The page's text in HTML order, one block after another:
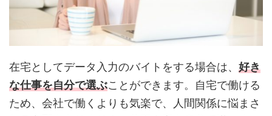
在宅としてデータ入力のバイトをする場合は、 好き
な仕事を自分で選ぶことができます。自宅で働ける
ため、会社で働くよりも気楽で、人間関係に悩まさ